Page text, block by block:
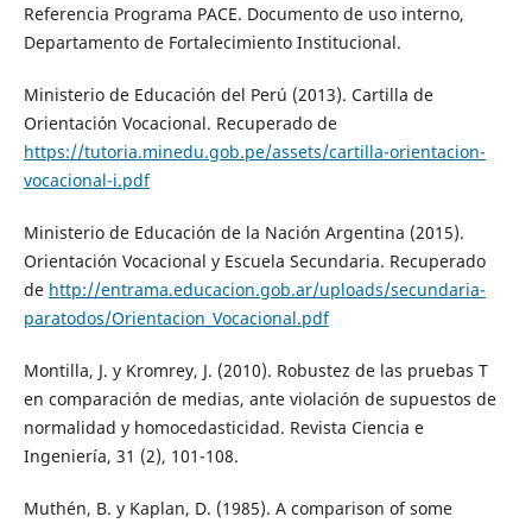
Referencia Programa PACE. Documento de uso interno,
Departamento de Fortalecimiento Institucional.
Ministerio de Educación del Perú (2013). Cartilla de
Orientación Vocacional. Recuperado de
https://tutoria.minedu.gob.pe/assets/cartilla-orientacion-
vocacional-i.pdf
Ministerio de Educación de la Nación Argentina (2015).
Orientación Vocacional y Escuela Secundaria. Recuperado
de http://entrama.educacion.gob.ar/uploads/secundaria-
paratodos/Orientacion_Vocacional.pdf
Montilla, J. y Kromrey, J. (2010). Robustez de las pruebas T
en comparación de medias, ante violación de supuestos de
normalidad y homocedasticidad. Revista Ciencia e
Ingeniería, 31 (2), 101-108.
Muthén, B. y Kaplan, D. (1985). A comparison of some